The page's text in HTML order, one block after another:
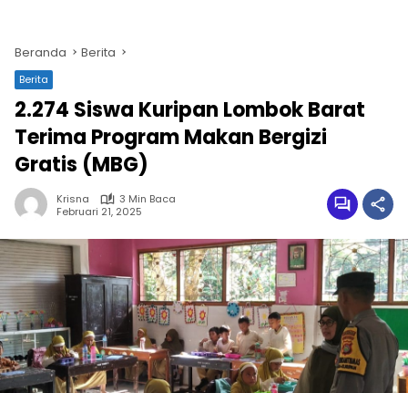
Beranda Berita
Berita
2.274 Siswa Kuripan Lombok Barat
Terima Program Makan Bergizi
Gratis (MBG)
Krisna
3 Min Baca
Februari 21, 2025